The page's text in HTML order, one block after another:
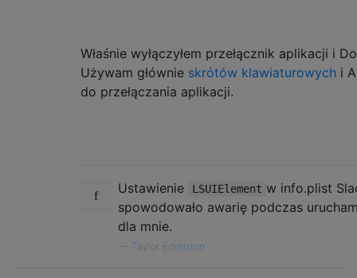
Właśnie wyłączyłem przełącznik aplikacji i
Używam głównie skrótów klawiaturowych i
do przełączania aplikacji.
Ustawienie LSUIElement w info.plist
spowodowało awarię podczas
dla mnie.
Taylor Edmiston